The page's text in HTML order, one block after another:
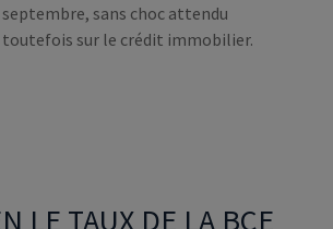
septembre, sans choc attendu
toutefois sur le crédit immobilier.
LE TAUX DE LA BCE